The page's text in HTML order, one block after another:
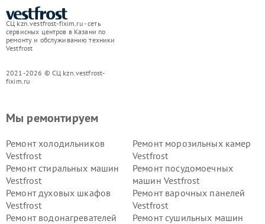
СЦ kzn.vestfrost-fixim.ru - сеть
сервисных центров в Казани по
ремонту и обслуживанию техники
Vestfrost
2021-2026 © СЦ kzn.vestfrost-
fixim.ru
Мы ремонтируем
Ремонт холодильников
Vestfrost
Ремонт морозильных камер
Vestfrost
Ремонт стиральных машин
Vestfrost
Ремонт посудомоечных
машин Vestfrost
Ремонт духовых шкафов
Vestfrost
Ремонт варочных панелей
Vestfrost
Ремонт водонагревателей
Ремонт сушильных машин